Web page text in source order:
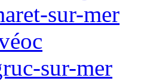
sur-mer
sur-mer